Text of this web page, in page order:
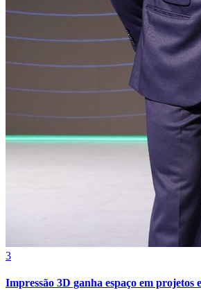
3
Impressão 3D ganha espaço em projetos